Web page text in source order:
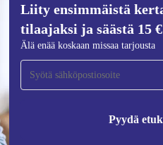
Liity ensimmäistä
tilaajaksi ja säästä 15
Älä enää koskaan missaa tarjousta
Pyydä
kertaa
ja säästä 15 €!
enää yhtäkään tarjousta.